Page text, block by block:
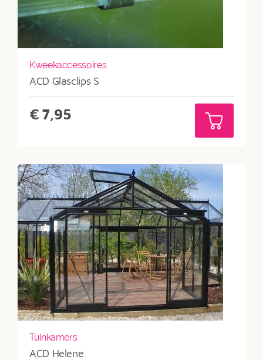
Kweekaccessoires
ACD Glasclips S
€ 7,95
Tuinkamers
ACD Helene